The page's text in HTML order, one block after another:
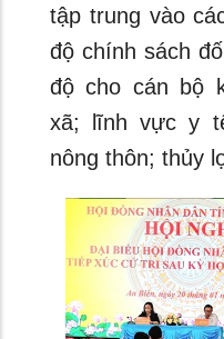
tập trung vào
độ chính sách
độ cho cán bộ
xã; lĩnh vực y
nông thôn; thủy